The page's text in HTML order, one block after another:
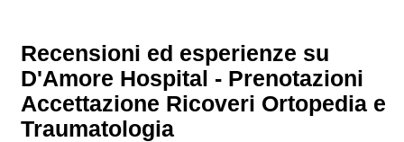
Recensioni ed esperienze su
D'Amore Hospital - Prenotazioni
Accettazione Ricoveri Ortopedia e
Traumatologia